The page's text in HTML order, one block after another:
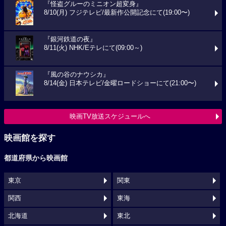
『怪盗グルーのミニオン超変身』
8/10(月) フジテレビ/最新作公開記念にて(19:00〜)
『銀河鉄道の夜』
8/11(火) NHK/Eテレにて(09:00～)
『風の谷のナウシカ』
8/14(金) 日本テレビ/金曜ロードショーにて(21:00〜)
映画TV放送スケジュールへ
映画館を探す
都道府県から映画館
東京 関東
関西 東海
北海道 東北